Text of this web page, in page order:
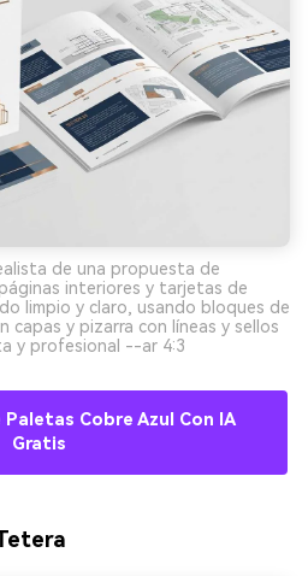
de una propuesta de
interiores y tarjetas de
limpio y claro, usando bloques de
capas y pizarra con líneas y sellos
y profesional --ar 4:3
Paletas Cobre Azul Con IA
Gratis